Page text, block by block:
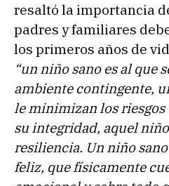
resaltó la importancia
padres y familiares
los primeros años de
“un niño sano es al que
ambiente contingente,
le minimizan los riesgos
su integridad, aquel
resiliencia. Un niño
feliz, que físicamente